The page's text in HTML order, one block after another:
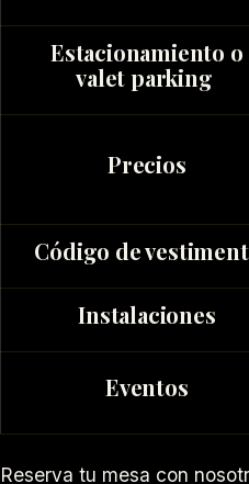
Estacionamiento o
valet parking
Precios
Código de
Instalaciones
Eventos
Reserva tu mesa con